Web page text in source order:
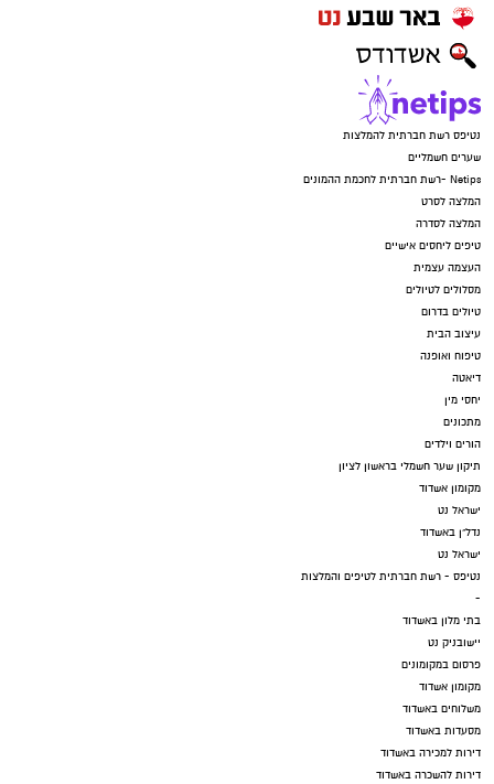
נטיפס רשת חברתית להמלצות
שערים חשמליים
Netips -רשת חברתית לחכמת ההמונים
המלצה לסרט
המלצה לסדרה
טיפים ליחסים אישיים
העצמה עצמית
מסלולים לטיולים
טיולים בדרום
עיצוב הבית
טיפוח ואופנה
דיאטה
יחסי מין
מתכונים
הורים וילדים
תיקון שער חשמלי בראשון לציון
מקומון אשדוד
ישראל נט
נדל"ן באשדוד
ישראל נט
נטיפס - רשת חברתית לטיפים והמלצות
-
בתי מלון באשדוד
יישובניק נט
פרסום במקומונים
מקומון אשדוד
משלוחים באשדוד
מסעדות באשדוד
דירות למכירה באשדוד
דירות להשכרה באשדוד